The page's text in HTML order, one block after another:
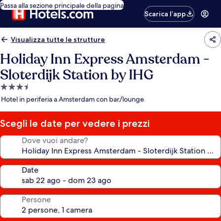
Passa alla sezione principale della pagina
Scarica l’app
Visualizza tutte le strutture
Holiday Inn Express Amsterdam -
Sloterdijk Station by IHG
Struttura
a
stelle
Hotel in periferia a Amsterdam con bar/lounge
Scegli le date per vedere i prezzi
Dove vuoi andare?
Date
Persone